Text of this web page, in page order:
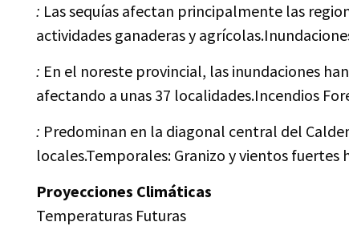
: Las sequías afectan principalmente las
actividades ganaderas y
: En el noreste provincial, las inundaciones
afectando a unas 37 localidades.Incendios
: Predominan en la diagonal central del
locales.Temporales: Granizo y vientos
Proyecciones Climáticas
Temperaturas Futuras